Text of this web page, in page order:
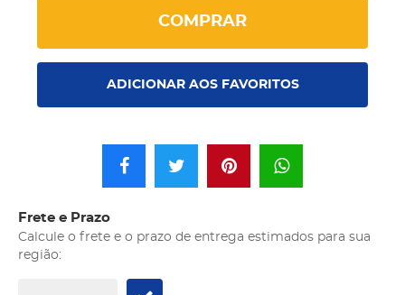
COMPRAR
ADICIONAR AOS FAVORITOS
Frete e Prazo
Calcule o frete e o prazo de entrega estimados para sua
região: